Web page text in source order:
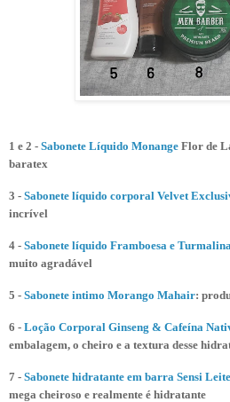
1 e 2 - Sabonete Líquido Monange Flor de
baratex
3 - Sabonete líquido corporal Velvet
incrível
4 - Sabonete líquido Framboesa e
muito agradável
5 - Sabonete intimo Morango Mahair:
6 - Loção Corporal Ginseng & Cafeína
embalagem, o cheiro e a textura desse
7 - Sabonete hidratante em barra Sensi
mega cheiroso e realmente é hidratante